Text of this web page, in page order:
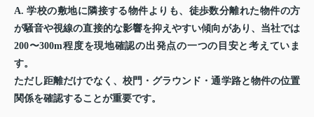
A. 学校の敷地に隣接する物件よりも、徒歩数分離れた物件の方
が騒音や視線の直接的な影響を抑えやすい傾向があり、当社では
200〜300m程度を現地確認の出発点の一つの目安と考えていま
す。
ただし距離だけでなく、校門・グラウンド・通学路と物件の位置
関係を確認することが重要です。